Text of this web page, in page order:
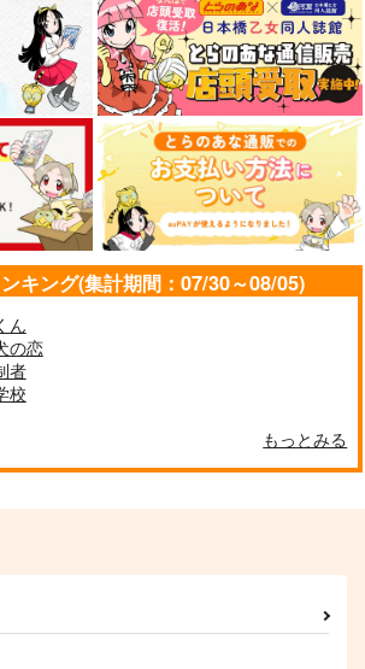
キング(集計期間：07/30～08/05)
ん
の恋
者
校
もっとみる